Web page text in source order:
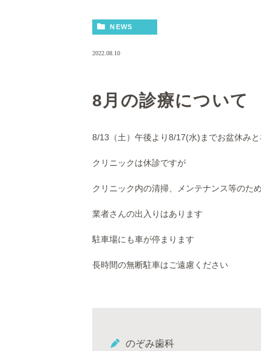
NEWS
2022.08.10
8月の診療について
8/13（土）午後より8/17(水)までお盆休み
クリニックは休診ですが
クリニック内の清掃、メンテナンス等のため
業者さんの出入りはあります
駐車場にも車が停まります
長時間の無断駐車はご遠慮ください
のぞみ歯科